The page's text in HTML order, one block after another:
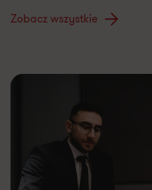
Zobacz wszystkie